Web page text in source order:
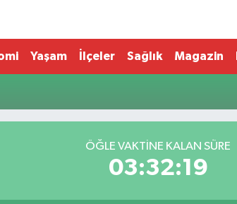
Yaşam İlçeler Sağlık Magazin
ÖĞLE VAKTİNE KALAN SÜRE
03:32:19